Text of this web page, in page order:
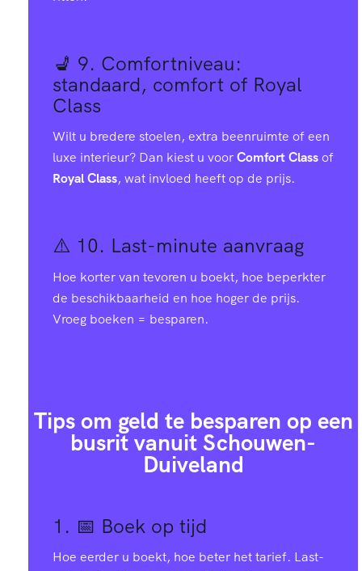
💺 9. Comfortniveau:
standaard, comfort of Royal
Class
Wilt u bredere stoelen, extra beenruimte of een
luxe interieur? Dan kiest u voorComfort Classof
Royal Class, wat invloed heeft op de prijs.
⚠️ 10. Last-minute aanvraag
Hoe korter van tevoren u boekt, hoe beperkter
de beschikbaarheid en hoe hoger de prijs.
Vroeg boeken = besparen.
Tips om geld te besparen op een
busrit vanuit Schouwen-
Duiveland
1. 📅 Boek op tijd
Hoe eerder u boekt, hoe beter het tarief. Last-